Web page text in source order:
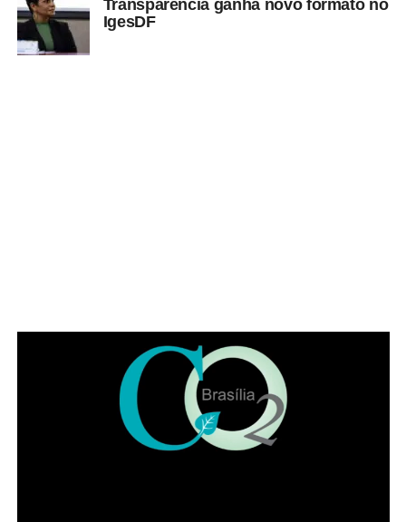
Transparência ganha novo formato no
IgesDF